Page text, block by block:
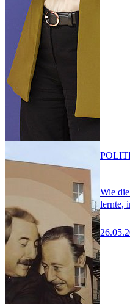
Wie
lernte,